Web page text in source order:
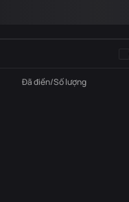
Đã điền/Số lượng